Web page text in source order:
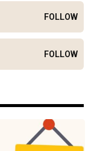
FOLLOW
FOLLOW